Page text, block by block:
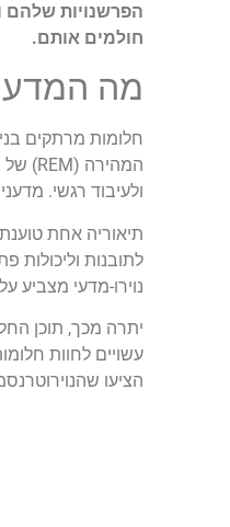
הפרשנויות שלהם
חולמים אותם.
מה המדע
חלומות מרתקים
ולעיבוד רגשי.
תיאוריה אחת
לתובנות וליכולות
נוירו-מדעי מצביע
יתרה מכך, תוכן
עשויים לחוות
הציעו